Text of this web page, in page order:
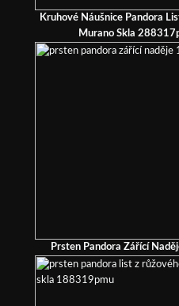
Kruhové Náušnice Pandora
Murano Skla
Prsten Pandora Zářící